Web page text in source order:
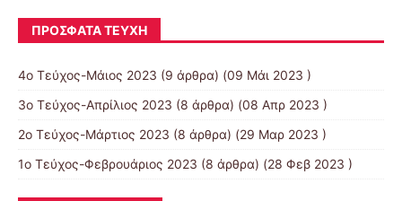
ΠΡΌΣΦΑΤΑ ΤΕΎΧΗ
4ο Τεύχος-Μάιος 2023 (9 άρθρα) (09 Μάι 2023 )
3ο Τεύχος-Απρίλιος 2023 (8 άρθρα) (08 Απρ 2023 )
2ο Τεύχος-Μάρτιος 2023 (8 άρθρα) (29 Μαρ 2023 )
1ο Τεύχος-Φεβρουάριος 2023 (8 άρθρα) (28 Φεβ 2023 )